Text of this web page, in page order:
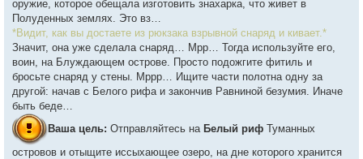
оружие, которое обещала изготовить знахарка, что живет в
Полуденных землях. Это вз…
*Видит, как вы достаете из рюкзака взрывной снаряд и кивает.*
Значит, она уже сделала снаряд… Мрр… Тогда используйте его,
воин, на Блуждающем острове. Просто подожгите фитиль и
бросьте снаряд у стены. Мррр… Ищите части полотна одну за
другой: начав с Белого рифа и закончив Равниной безумия. Иначе
быть беде…
Ваша цель: Отправляйтесь на Белый риф Туманных
островов и отыщите иссыхающее озеро, на дне которого хранится